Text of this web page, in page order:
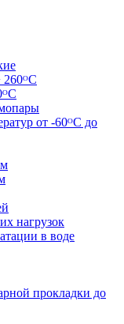
260ᴼС
от -60ᴼC до
нагрузок
в воде
прокладки до